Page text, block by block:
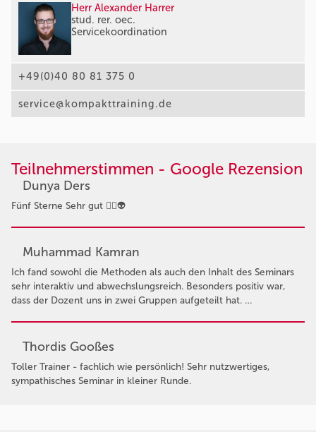
Herr Alexander Harrer
stud. rer. oec.
Servicekoordination
+49(0)40 80 81 375 0
service@kompakttraining.de
Teilnehmerstimmen - Google Rezension
Dunya Ders
Fünf Sterne Sehr gut 👍🏻👽
Muhammad Kamran
Ich fand sowohl die Methoden als auch den Inhalt des Seminars
sehr interaktiv und abwechslungsreich. Besonders positiv war,
dass der Dozent uns in zwei Gruppen aufgeteilt hat. …
Thordis Gooßes
Toller Trainer - fachlich wie persönlich! Sehr nutzwertiges,
sympathisches Seminar in kleiner Runde.